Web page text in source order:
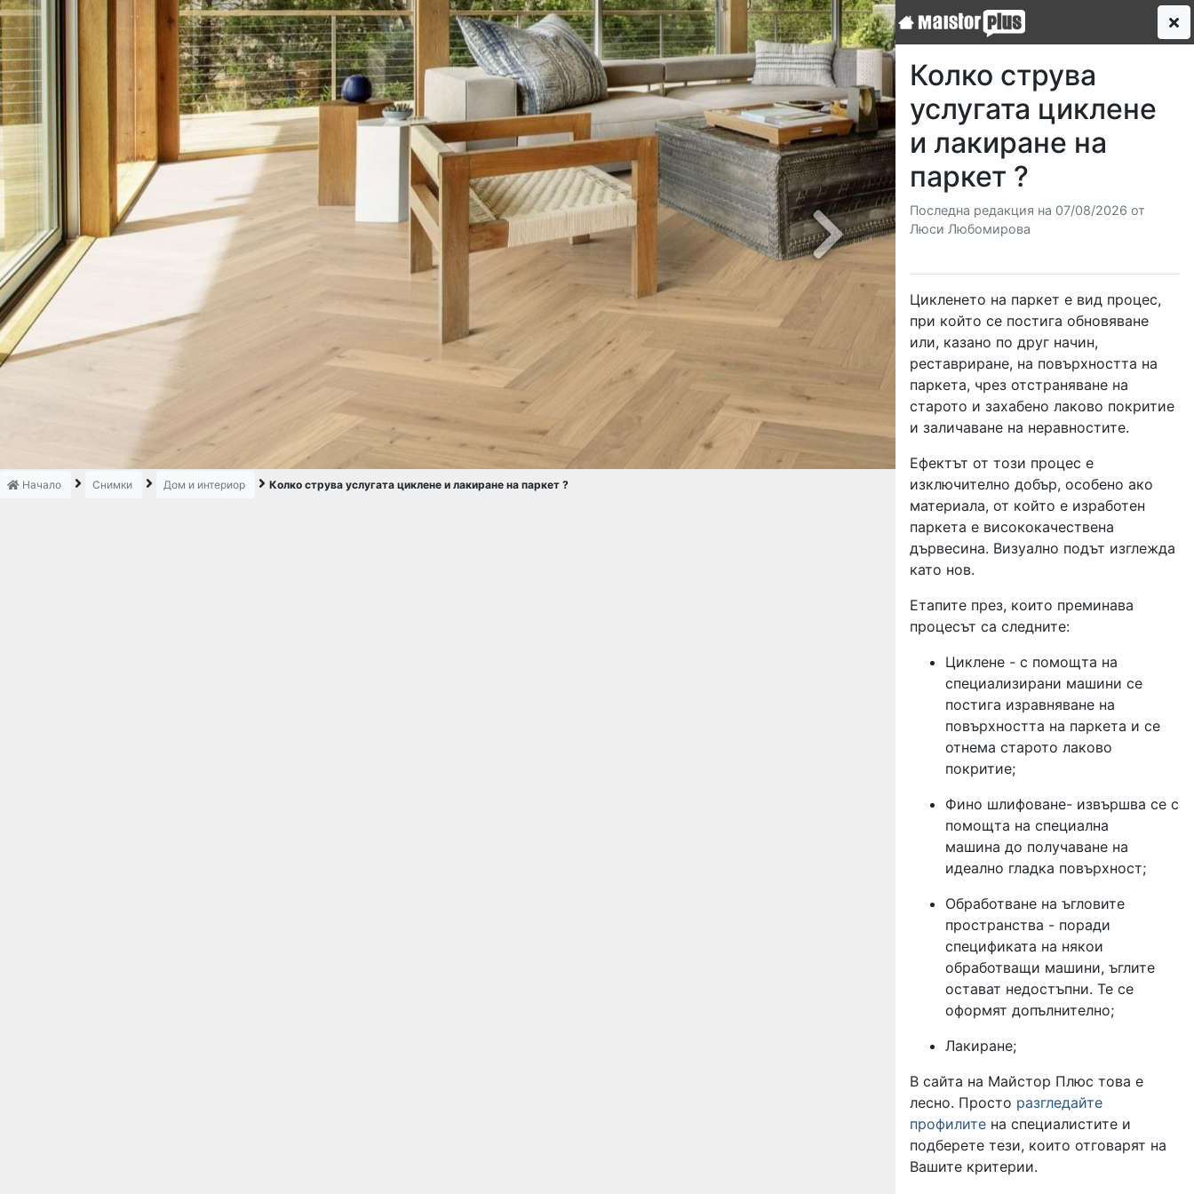
Next
Начало Снимки Дом и интериор Колко струва услугата циклене и лакиране на паркет ?
Колко струва
услугата циклене
и лакиране на
паркет ?
Последна редакция на 07/08/2026 от
Люси Любомирова
Цикленето на паркет е вид процес,
при който се постига обновяване
или, казано по друг начин,
реставриране, на повърхността на
паркета, чрез отстраняване на
старото и захабено лаково покритие
и заличаване на неравностите.
Ефектът от този процес е
изключително добър, особено ако
материала, от който е изработен
паркета е висококачествена
дървесина. Визуално подът изглежда
като нов.
Етапите през, които преминава
процесът са следните:
Циклене - с помощта на
специализирани машини се
постига изравняване на
повърхността на паркета и се
отнема старото лаково
покритие;
Фино шлифоване- извършва се с
помощта на специална
машина до получаване на
идеално гладка повърхност;
Обработване на ъгловите
пространства - поради
спецификата на някои
обработващи машини, ъглите
остават недостъпни. Те се
оформят допълнително;
Лакиране;
В сайта на Майстор Плюс това е
лесно. Просто разгледайте
профилите на специалистите и
подберете тези, които отговарят на
Вашите критерии.